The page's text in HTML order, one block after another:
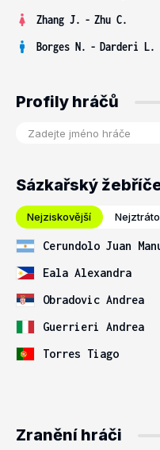
Zhang J. - Zhu C.
Borges N. - Darderi L.
Profily hráčů
Sázkařský
Nejziskovější
Cerundolo Juan
Eala Alexandra
Obradovic Andrea
Guerrieri Andrea
Torres Tiago
Zranění hráči